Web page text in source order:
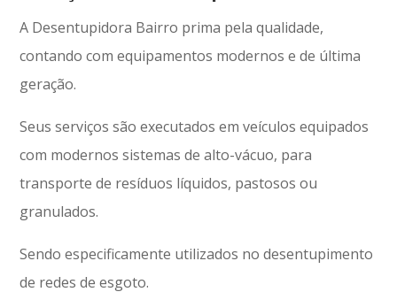
A Desentupidora Bairro prima pela qualidade,
contando com equipamentos modernos e de última
geração.
Seus serviços são executados em veículos equipados
com modernos sistemas de alto-vácuo, para
transporte de resíduos líquidos, pastosos ou
granulados.
Sendo especificamente utilizados no desentupimento
de redes de esgoto.